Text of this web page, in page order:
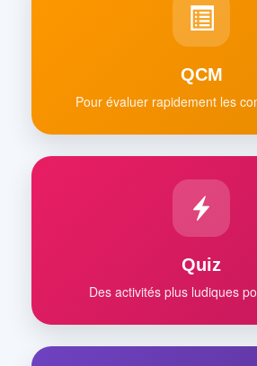
QCM
Pour évaluer rapidement les
Quiz
Des activités plus ludiques